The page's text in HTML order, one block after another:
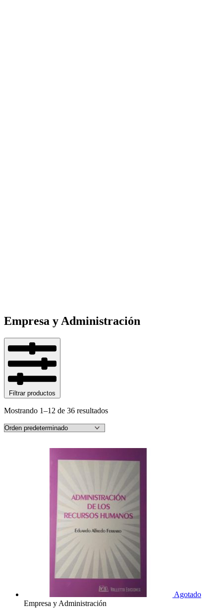
Empresa y Administración
Filtrar productos
Mostrando 1–12 de 36 resultados
Agotado
Empresa y Administración